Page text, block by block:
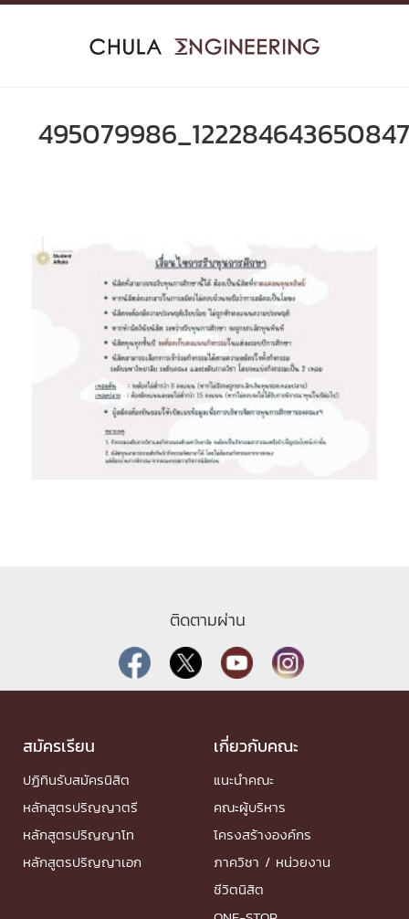
Skip
ติดตามผ่าน
สมัครเรียน
ปฏิทินรับสมัครนิสิต
หลักสูตรปริญญาตรี
หลักสูตรปริญญาโท
หลักสูตรปริญญาเอก
เกี่ยวกับคณะ
แนะนำคณะ
คณะผู้บริหาร
โครงสร้างองค์กร
ภาควิชา / หน่วยงาน
ชีวิตนิสิต